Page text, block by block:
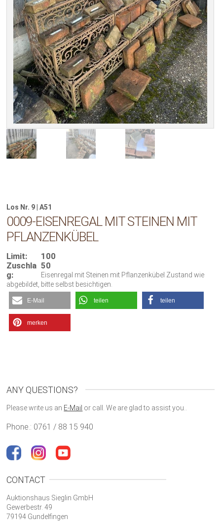
Los Nr. 9 | A51
0009-EISENREGAL MIT STEINEN MIT
PFLANZENKÜBEL
Limit:
100
Zuschla
g:
50
Eisenregal mit Steinen mit Pflanzenkübel Zustand wie
abgebildet, bitte selbst besichtigen.
E-Mail teilen teilen
merken
ANY QUESTIONS?
Please write us an E-Mail or call. We are glad to assist you..
Phone.: 0761 / 88 15 940
CONTACT
Auktionshaus Sieglin GmbH
Gewerbestr. 49
79194 Gundelfingen